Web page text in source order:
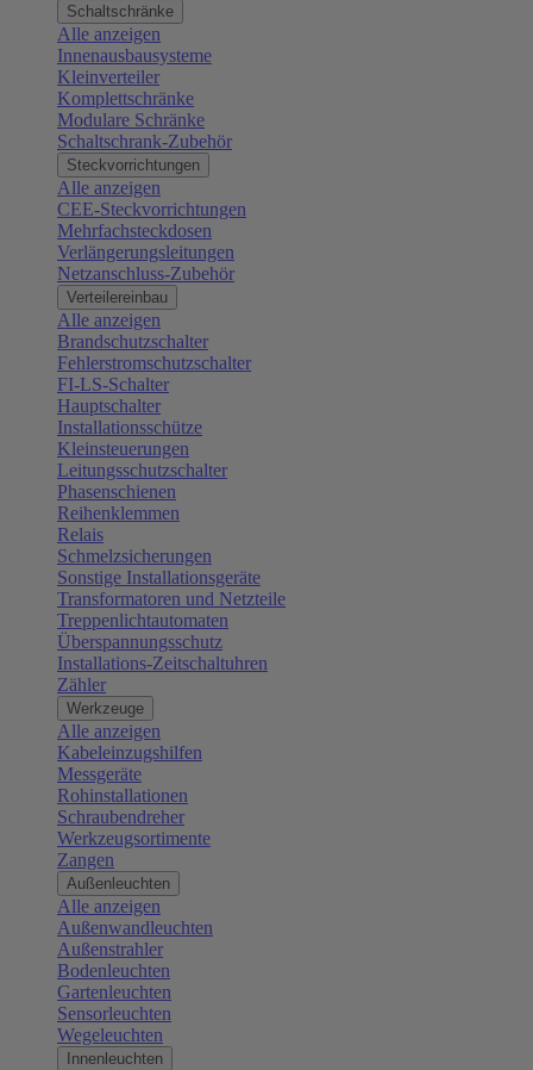
Schaltschränke
Alle anzeigen
Innenausbausysteme
Kleinverteiler
Komplettschränke
Modulare Schränke
Schaltschrank-Zubehör
Steckvorrichtungen
Alle anzeigen
CEE-Steckvorrichtungen
Mehrfachsteckdosen
Verlängerungsleitungen
Netzanschluss-Zubehör
Verteilereinbau
Alle anzeigen
Brandschutzschalter
Fehlerstromschutzschalter
FI-LS-Schalter
Hauptschalter
Installationsschütze
Kleinsteuerungen
Leitungsschutzschalter
Phasenschienen
Reihenklemmen
Relais
Schmelzsicherungen
Sonstige Installationsgeräte
Transformatoren und Netzteile
Treppenlichtautomaten
Überspannungsschutz
Installations-Zeitschaltuhren
Zähler
Werkzeuge
Alle anzeigen
Kabeleinzugshilfen
Messgeräte
Rohinstallationen
Schraubendreher
Werkzeugsortimente
Zangen
Außenleuchten
Alle anzeigen
Außenwandleuchten
Außenstrahler
Bodenleuchten
Gartenleuchten
Sensorleuchten
Wegeleuchten
Innenleuchten